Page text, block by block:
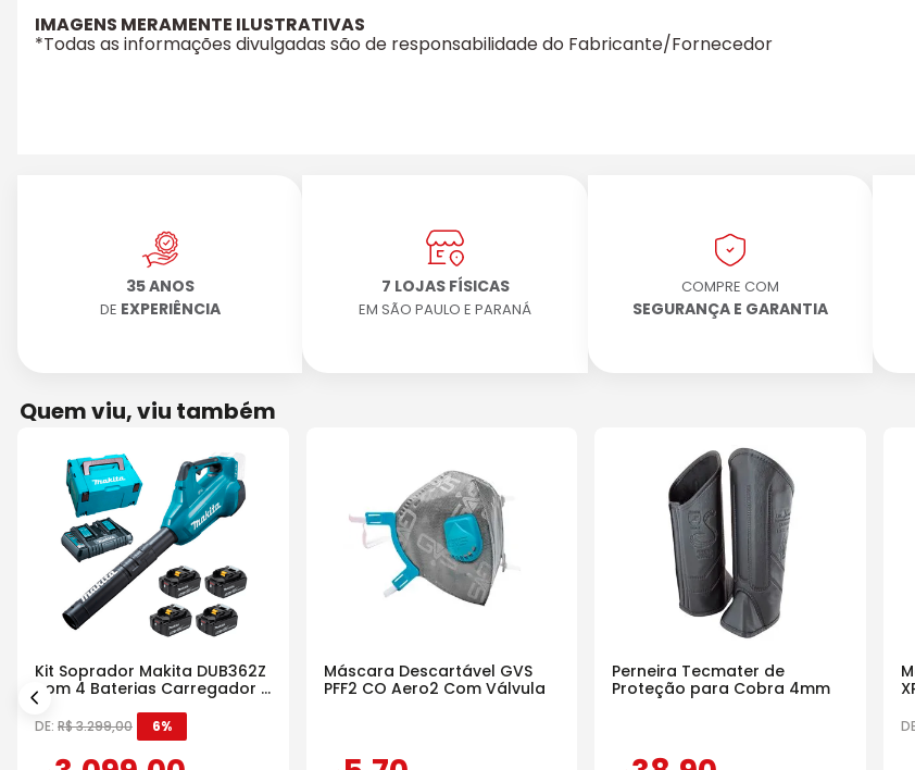
IMAGENS MERAMENTE ILUSTRATIVAS
*Todas as informações divulgadas são de responsabilidade do Fabricante/Fornecedor
35 ANOS
DE EXPERIÊNCIA
7 LOJAS FÍSICAS
EM SÃO PAULO E PARANÁ
COMPRE COM
SEGURANÇA E GARANTIA
Quem viu, viu também
Kit Soprador Makita DUB362Z
com 4 Baterias Carregador e
Maleta
DE: R$3.299,00 6%
Máscara Descartável GVS
PFF2 CO Aero2 Com Válvula
Perneira Tecmater de
Proteção para Cobra 4mm